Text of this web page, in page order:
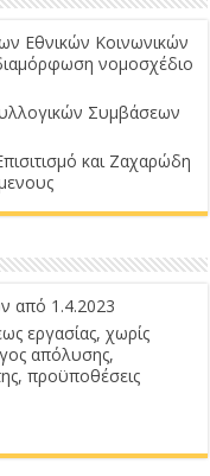
Εθνικών Κοινωνικών
νομοσχέδιο
Συμβάσεων
και Ζαχαρώδη
από 1.4.2023
εργασίας, χωρίς
απόλυσης,
προϋποθέσεις